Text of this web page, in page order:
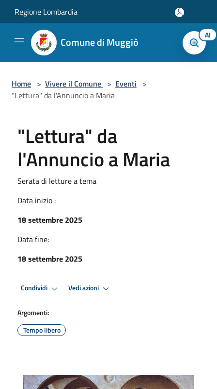
Regione Lombardia
Comune di Muggiò AI
Home > Vivere il Comune > Eventi >
"Lettura" da l'Annuncio a Maria
"Lettura" da
l'Annuncio a Maria
Serata di letture a tema
Data inizio :
18 settembre 2025
Data fine:
18 settembre 2025
Condividi Vedi azioni
Argomenti:
Tempo libero